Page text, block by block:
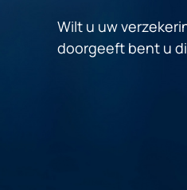
Wilt u uw
doorgeeft bent u